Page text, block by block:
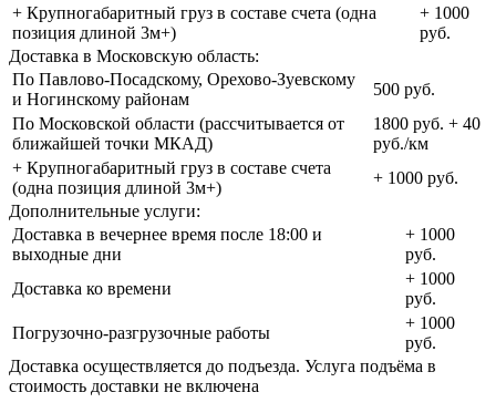
+ Крупногабаритный груз в составе счета (одна
позиция длиной 3м+)
+ 1000
руб.
Доставка в Московскую область:
По Павлово-Посадскому, Орехово-Зуевскому
и Ногинскому районам
500 руб.
По Московской области (рассчитывается от
ближайшей точки МКАД)
1800 руб. + 40
руб./км
+ Крупногабаритный груз в составе счета
(одна позиция длиной 3м+)
+ 1000 руб.
Дополнительные услуги:
Доставка в вечернее время после 18:00 и
выходные дни
+ 1000
руб.
Доставка ко времени
+ 1000
руб.
Погрузочно-разгрузочные работы
+ 1000
руб.
Доставка осуществляется до подъезда. Услуга подъёма в
стоимость доставки не включена